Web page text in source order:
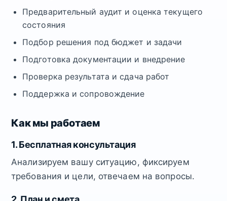
Предварительный аудит и оценка текущего
состояния
Подбор решения под бюджет и задачи
Подготовка документации и внедрение
Проверка результата и сдача работ
Поддержка и сопровождение
Как мы работаем
1. Бесплатная консультация
Анализируем вашу ситуацию, фиксируем
требования и цели, отвечаем на вопросы.